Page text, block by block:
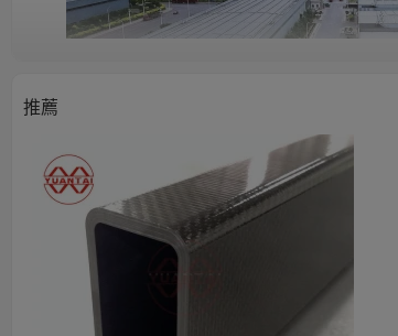
黑色方鋼空心型材產品特色明細表（中國製造商
推薦